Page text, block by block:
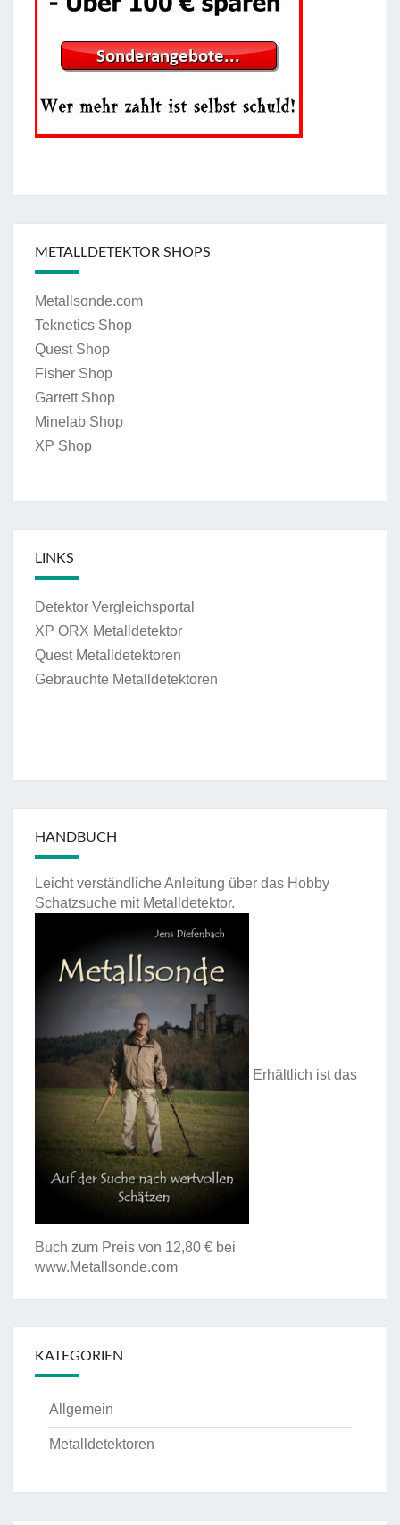
METALLDETEKTOR SHOPS
Metallsonde.com
Teknetics Shop
Quest Shop
Fisher Shop
Garrett Shop
Minelab Shop
XP Shop
LINKS
Detektor Vergleichsportal
XP ORX Metalldetektor
Quest Metalldetektoren
Gebrauchte Metalldetektoren
HANDBUCH
Leicht verständliche Anleitung über das Hobby
Schatzsuche mit Metalldetektor.
Erhältlich ist das
Buch zum Preis von 12,80 € bei
www.Metallsonde.com
KATEGORIEN
Allgemein
Metalldetektoren